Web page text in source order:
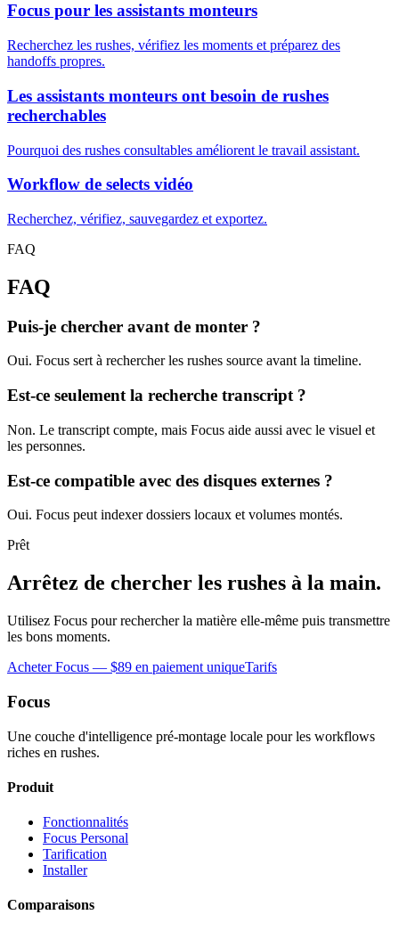
Focus pour les assistants monteurs
Recherchez les rushes, vérifiez les moments et préparez des
handoffs propres.
Les assistants monteurs ont besoin de rushes
recherchables
Pourquoi des rushes consultables améliorent le travail assistant.
Workflow de selects vidéo
Recherchez, vérifiez, sauvegardez et exportez.
FAQ
FAQ
Puis-je chercher avant de monter ?
Oui. Focus sert à rechercher les rushes source avant la timeline.
Est-ce seulement la recherche transcript ?
Non. Le transcript compte, mais Focus aide aussi avec le visuel et
les personnes.
Est-ce compatible avec des disques externes ?
Oui. Focus peut indexer dossiers locaux et volumes montés.
Prêt
Arrêtez de chercher les rushes à la main.
Utilisez Focus pour rechercher la matière elle-même puis transmettre
les bons moments.
Acheter Focus — $89 en paiement uniqueTarifs
Focus
Une couche d'intelligence pré-montage locale pour les workflows
riches en rushes.
Produit
Fonctionnalités
Focus Personal
Tarification
Installer
Comparaisons